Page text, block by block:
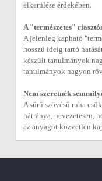
elkerülése érdekében.
A "természetes"
A jelenleg kapható
hosszú ideig tartó
készült tanulmányok
tanulmányok nagyon
Nem szeretnék
A sűrű szövésű ruha
hátránya, nevezetesen,
az anyagot közvetlen